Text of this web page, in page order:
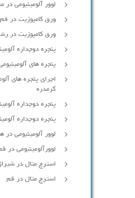
لوور آلومینیومی در
ورق کامپوزیت در قم
ورق کامپوزیت در
پنجره دوجداره
پنجره های
اجرای پنجره های
گرمدره
پنجره دوجداره
پنجره دوجداره
لوور آلومینیومی در
لوورآلومینیومی در
استرچ متال در شیراز
استرچ متال در قم